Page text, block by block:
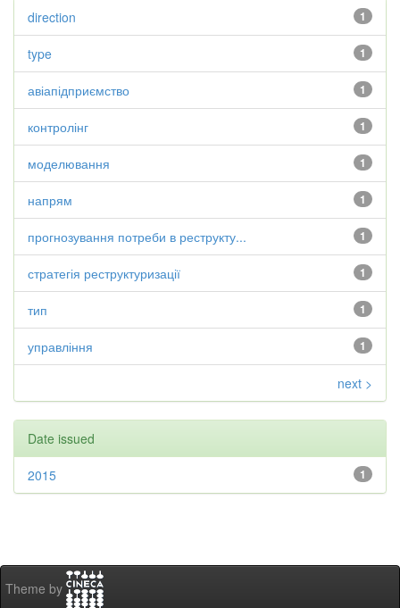
1
direction
1
type
1
авіапідприємство
1
контролінг
1
моделювання
1
напрям
1
прогнозування потреби в реструкту...
1
стратегія реструктуризації
1
тип
1
управління
next >
Date issued
1
2015
Theme by